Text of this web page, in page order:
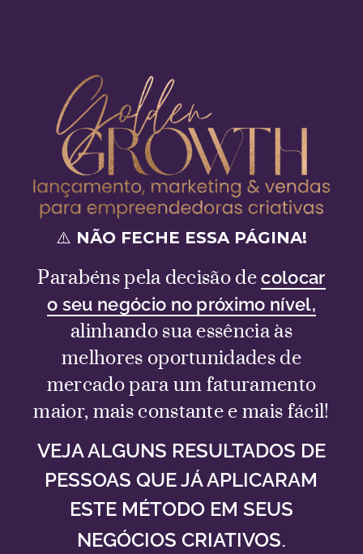
⚠️ NÃO FECHE ESSA PÁGINA!
Parabéns pela decisão decolocar
o seu negócio no próximo nível,
alinhando sua essência às
melhores oportunidades de
mercado para um faturamento
maior, mais constante e mais fácil!
VEJA ALGUNS RESULTADOS DE
PESSOAS QUE JÁ APLICARAM
ESTE MÉTODO EM SEUS
NEGÓCIOS CRIATIVOS.